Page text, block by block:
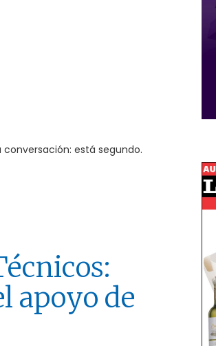
conversación: está segundo.
apoyo de